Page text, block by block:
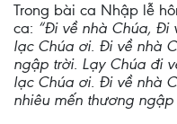
Trong bài ca Nhập lễ
ca: “Đi về nhà Chúa, Đi
lạc Chúa ơi. Đi về nhà
ngập trời. Lạy Chúa đi
lạc Chúa ơi. Đi về nhà
nhiêu mến thương